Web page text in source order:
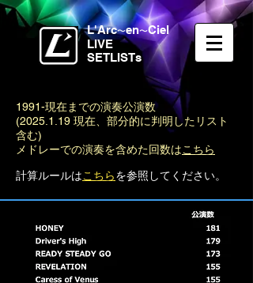
L'Arc〜en〜Ciel
LIVE
SETLISTs
1991-現在までの演奏公演数
(2025.1.19 現在、部分的に判明したリスト
含む)
​メドレーでの演奏を含めた回数はこちら
計算ルールはこちらを参照してください。